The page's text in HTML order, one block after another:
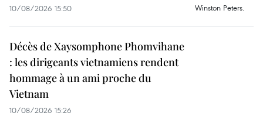
10/08/2026 15:50
Décès de Xaysomphone Phomvihane
: les dirigeants vietnamiens rendent
hommage à un ami proche du
Vietnam
10/08/2026 15:26